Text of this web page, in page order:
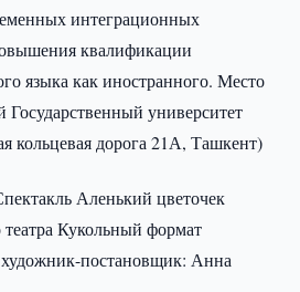
интеграционных
квалификации
языка как иностранного. Место
Государственный университет
кольцевая дорога 21А, Ташкент)
Аленький цветочек
Кукольный формат
постановщик: Анна